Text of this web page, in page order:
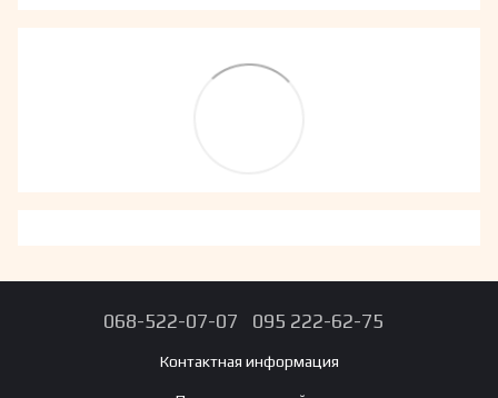
068-522-07-07 095 222-62-75
Контактная информация